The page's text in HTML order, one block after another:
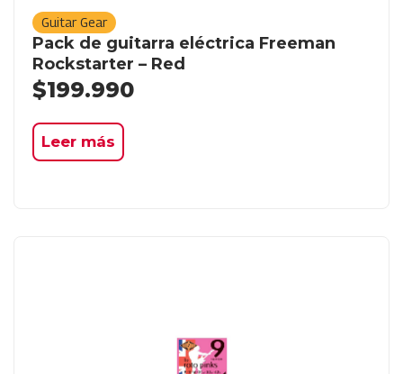
Guitar Gear
Pack de guitarra eléctrica Freeman
Rockstarter – Red
$199.990
Leer más